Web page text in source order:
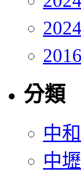
分類
中
中